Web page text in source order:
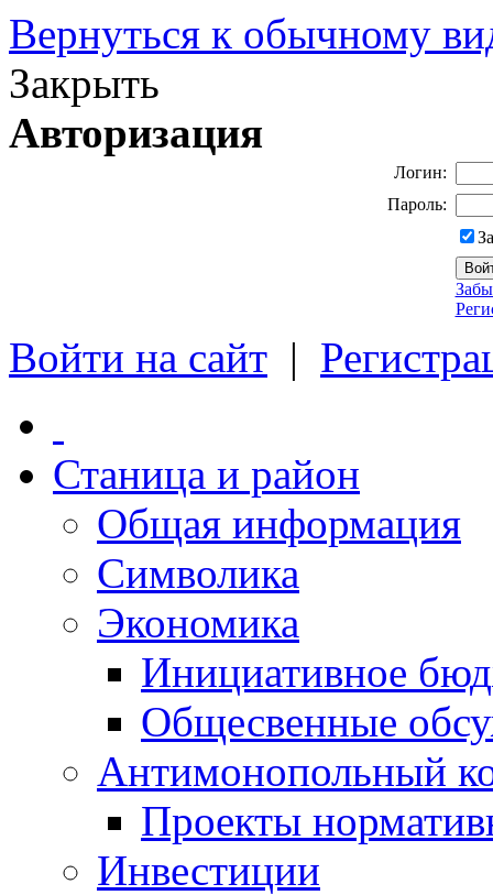
Вернуться к обычному
Закрыть
Авторизация
Логин:
Пароль:
Войти на сайт |
Станица и район
Общая информация
Символика
Экономика
Инициативное
Общесвенные
Антимонопольный
Проекты
Инвестиции